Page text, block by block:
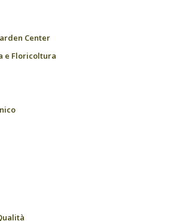
Center
e Floricoltura